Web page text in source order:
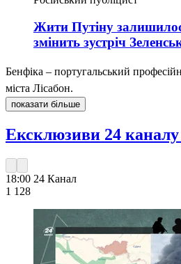
Жити Путіну
змінить зустріч
Бенфіка – португальський
міста Лісабон.
показати більше
Ексклюзиви 24 каналу
18:00 24 Канал
1 128